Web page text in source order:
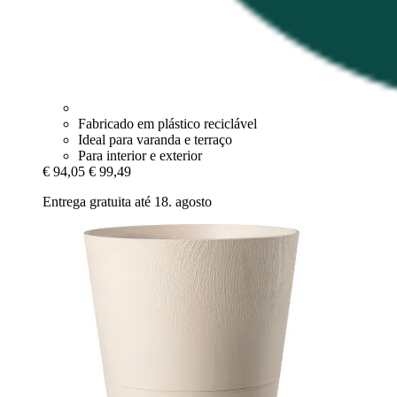
Fabricado em plástico reciclável
Ideal para varanda e terraço
Para interior e exterior
€ 94,05 € 99,49
Entrega gratuita até 18. agosto